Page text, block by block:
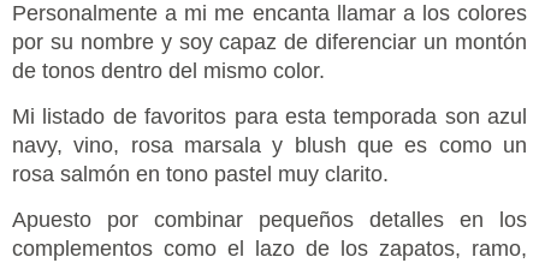
Personalmente a mi me encanta llamar a los colores
por su nombre y soy capaz de diferenciar un montón
de tonos dentro del mismo color.
Mi listado de favoritos para esta temporada son azul
navy, vino, rosa marsala y blush que es como un
rosa salmón en tono pastel muy clarito.
Apuesto por combinar pequeños detalles en los
complementos como el lazo de los zapatos, ramo,